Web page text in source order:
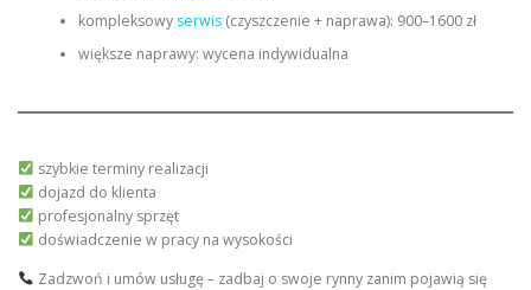
kompleksowy serwis(czyszczenie + naprawa): 900–1600 zł
większe naprawy: wycena indywidualna
szybkie terminy realizacji
dojazd do klienta
profesjonalny sprzęt
doświadczenie w pracy na wysokości
Zadzwoń i umów usługę – zadbaj o swoje rynny zanim pojawią się